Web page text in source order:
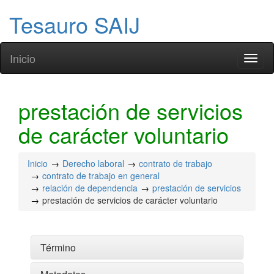
Tesauro SAIJ
Inicio
prestación de servicios
de carácter voluntario
Inicio Derecho laboral
contrato de trabajo
contrato de trabajo en general
relación de dependencia
prestación de servicios
prestación de servicios de carácter voluntario
Término